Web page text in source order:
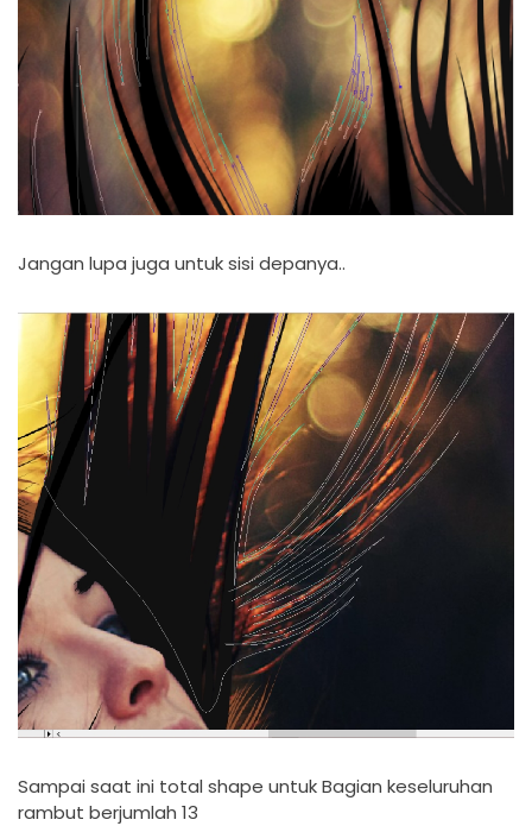
Jangan lupa juga untuk sisi depanya..
Sampai saat ini total shape untuk Bagian keseluruhan
rambut berjumlah 13